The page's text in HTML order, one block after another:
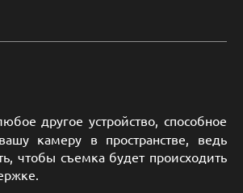
другое устройство, способное
камеру в пространстве, ведь
чтобы съемка будет происходить